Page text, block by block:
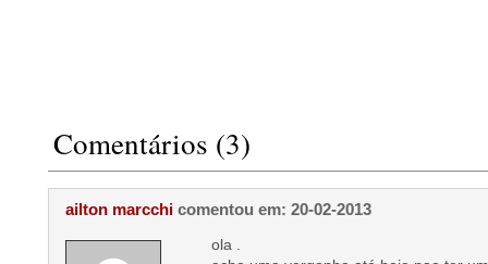
Comentários (3)
ailton marcchi comentou em: 20-02-2013
ola .